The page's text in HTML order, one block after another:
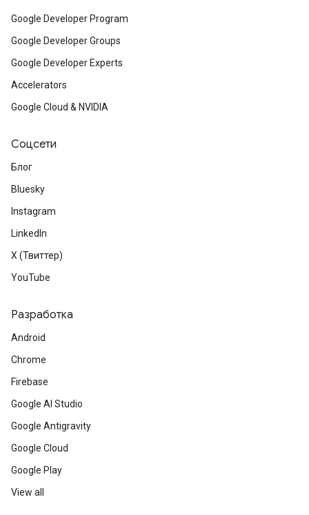
Google Developer Program
Google Developer Groups
Google Developer Experts
Accelerators
Google Cloud & NVIDIA
Соцсети
Блог
Bluesky
Instagram
LinkedIn
X (Твиттер)
YouTube
Разработка
Android
Chrome
Firebase
Google AI Studio
Google Antigravity
Google Cloud
Google Play
View all